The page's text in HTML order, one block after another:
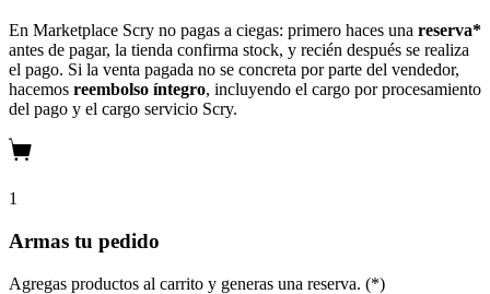
En Marketplace Scry no pagas a ciegas: primero haces una reserva*
antes de pagar, la tienda confirma stock, y recién después se realiza
el pago. Si la venta pagada no se concreta por parte del vendedor,
hacemos reembolso íntegro, incluyendo el cargo por procesamiento
del pago y el cargo servicio Scry.
1
Armas tu pedido
Agregas productos al carrito y generas una reserva. (*)